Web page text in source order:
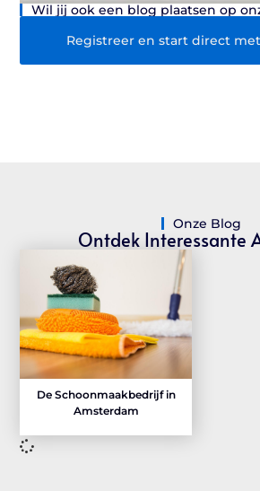
Wil jij ook een blog plaatsen op
Registreer en start direct
Onze Blog
Ontdek Interessante
De Schoonmaakbedrijf in
Amsterdam